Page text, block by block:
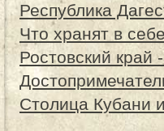
Республика
Что хранят в
Ростовский край
Столица Кубани